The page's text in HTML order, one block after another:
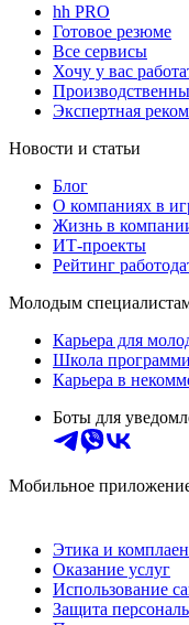
hh PRO
Готовое резюме
Все сервисы
Хочу у вас
Экспертная
Новости и статьи
Блог
О компаниях в
Жизнь в
ИТ-проекты
Рейтинг
Молодым
Карьера для
Школа
Карьера в
Боты для
Мобильное
Этика и
Оказание услуг
Использование
Защита